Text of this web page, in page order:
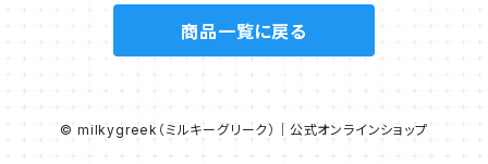
商品一覧に戻る
© milkygreek（ミルキーグリーク）｜公式オンラインショップ